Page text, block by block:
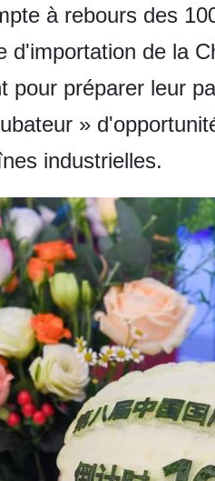
à rebours des
d'importation de la
pour préparer leur
»
industrielles.